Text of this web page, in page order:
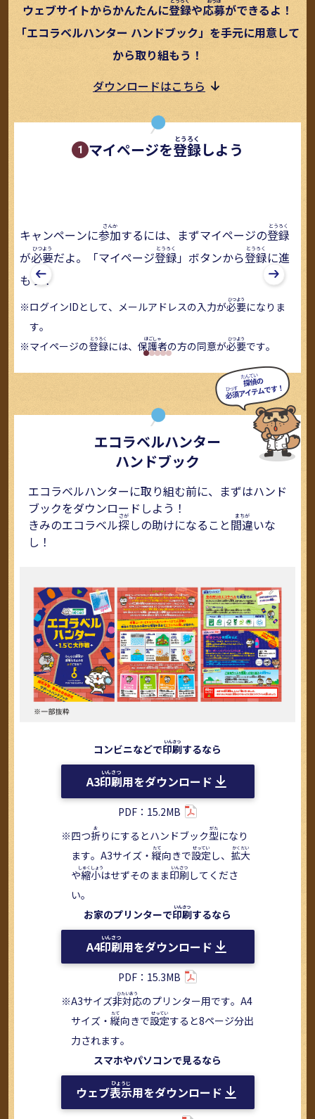
ウェブサイトからかんたんに登録や応募ができるよ！
「エコラベルハンター ハンドブック」を手元に用意して
から取り組もう！
ダウンロードはこちら
1 マイページを登録しよう
キャンペーンに参加するには、まずマイページの登録
が必要だよ。「マイページ登録」ボタンから登録に進
もう！
ログインIDとして、メールアドレスの入力が必要になりま
す。
マイページの登録には、 保護者の方の同意が必要です。
エコラベルハンター
ハンドブック
エコラベルハンターに取り組む前に、まずはハンド
ブックをダウンロードしよう！
きみのエコラベル探しの助けになること間違いな
し！
コンビニなどで印刷するなら
A3印刷用をダウンロード
PDF：15.2MB
四つ折りにするとハンドブック型になり
ます。A3サイズ・ 縦向きで設定 し、 拡大
や縮小はせずそのまま印刷 してくださ
い。
お家のプリンターで印刷するなら
A4印刷用をダウンロード
PDF：15.3MB
A3サイズ非対応のプリンター用です。A4
サイズ・ 縦向きで設定すると8ページ分出
力されます。
スマホやパソコンで見るなら
ウェブ表示用をダウンロード